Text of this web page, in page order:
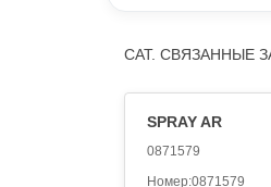
CAT. СВЯЗАННЫЕ
SPRAY AR
0871579
Номер:0871579